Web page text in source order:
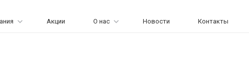
Акции О нас Новости Контакты